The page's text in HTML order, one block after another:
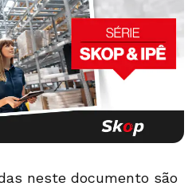
neste documento são